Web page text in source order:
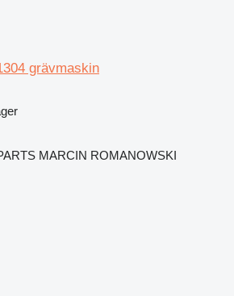
grävmaskin
MARCIN ROMANOWSKI